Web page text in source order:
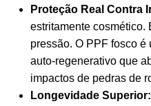
Proteção Real Contra
estritamente cosmético.
pressão. O PPF fosco
auto-regenerativo que
impactos de pedras de
Longevidade Superior: